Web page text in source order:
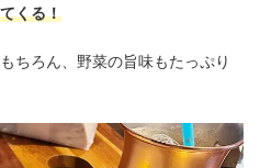
くる！
ちろん、野菜の旨味もたっぷり